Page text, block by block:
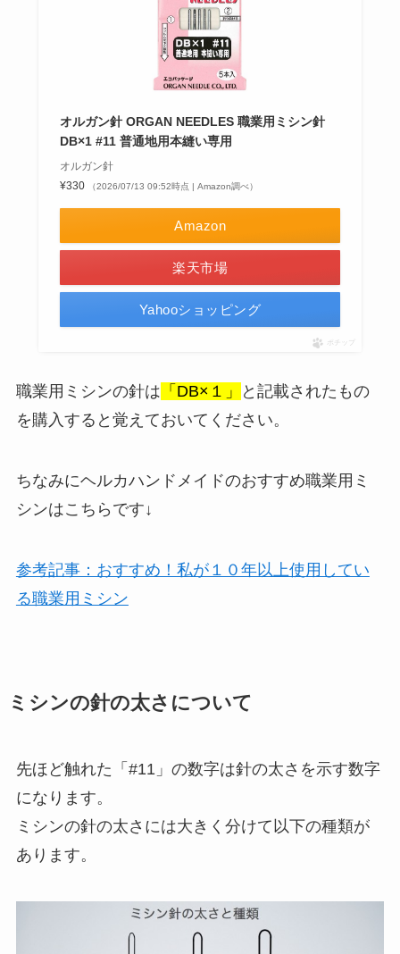
オルガン針 ORGAN NEEDLES 職業用ミシン針
DB×1 #11 普通地用本縫い専用
オルガン針
¥330
（2026/07/13 09:52時点 | Amazon調べ）
Amazon
楽天市場
Yahooショッピング
ポチップ
職業用ミシンの針は 「DB×１」
と記載されたもの
を購入すると覚えておいてください。
ちなみにヘルカハンドメイドのおすすめ職業用ミ
シンはこちらです↓
参考記事：おすすめ！私が１０年以上使用してい
る職業用ミシン
ミシンの針の太さについて
先ほど触れた「#11」の数字は針の太さを示す数字
になります。
ミシンの針の太さには大きく分けて以下の種類が
あります。